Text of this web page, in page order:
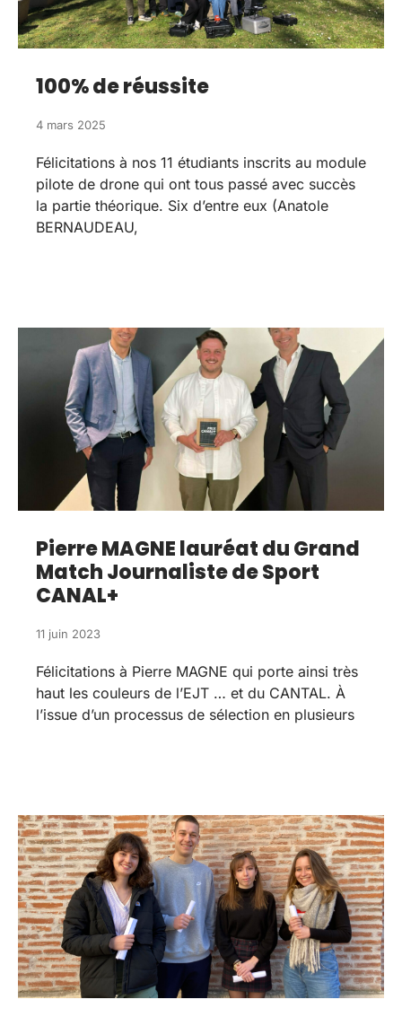
100% de réussite
4 mars 2025
Félicitations à nos 11 étudiants inscrits au module
pilote de drone qui ont tous passé avec succès
la partie théorique. Six d’entre eux (Anatole
BERNAUDEAU,
Pierre MAGNE lauréat du Grand
Match Journaliste de Sport
CANAL+
11 juin 2023
Félicitations à Pierre MAGNE qui porte ainsi très
haut les couleurs de l’EJT … et du CANTAL. À
l’issue d’un processus de sélection en plusieurs